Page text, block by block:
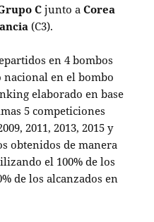
C junto aCorea
(C3).
en 4 bombos
en el bombo
elaborado en base
5 competiciones
2011, 2013, 2015 y
obtenidos de manera
el 100% de los
de los alcanzados en